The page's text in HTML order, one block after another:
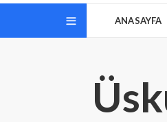
ANASAYFA